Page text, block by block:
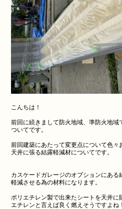
こんちは！
前回に続きまして防火地域、準防火地域
ついてです。
前回建築にあたって変更点について色々
天井に張る結露軽減材についてです。
カスケードガレージのオプションにあ
軽減させる為の材料になります。
ポリエチレン製で出来たシートを天井に
エチレンと言えば良く燃えそうですよね！